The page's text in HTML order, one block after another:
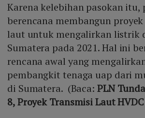
Karena kelebihan pasokan itu,
berencana membangun
laut untuk mengalirkan listrik
Sumatera pada 2021. Hal ini
rencana awal yang
pembangkit tenaga uap dari
di Sumatera. (Baca: PLN
8, Proyek Transmisi Laut